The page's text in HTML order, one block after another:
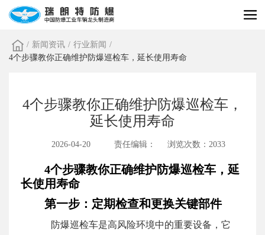
/ 新闻资讯 / 行业新闻 /
4个步骤教你正确维护防爆巡检车，延长使用寿命
4个步骤教你正确维护防爆巡检车，
延长使用寿命
2026-04-20 责任编辑： 浏览次数：2033
4个步骤教你正确维护防爆巡检车，延
长使用寿命
第一步：定期检查和更换关键部件
防爆巡检车是高风险环境中的重要设备，它